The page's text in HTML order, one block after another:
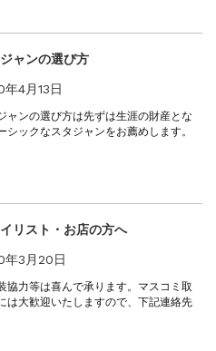
ャンの選び方
4月13日
ャンの選び方は先ずは生涯の財産とな
シックなスタジャンをお薦めします。
リスト・お店の方へ
年3月20日
協力等は喜んで承ります。マスコミ取
は大歓迎いたしますので、下記連絡先